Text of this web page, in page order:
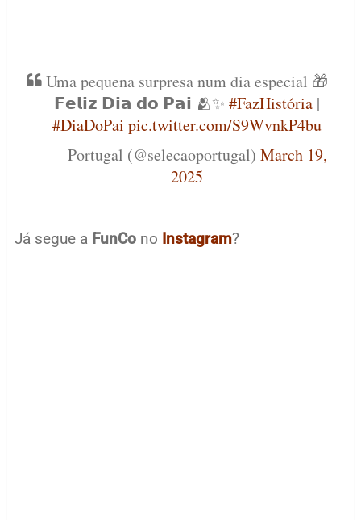
Uma pequena surpresa num dia especial 🎁
𝗙𝗲𝗹𝗶𝘇 𝗗𝗶𝗮 𝗱𝗼 𝗣𝗮𝗶 🫂✨#FazHistória |
#DiaDoPai pic.twitter.com/S9WvnkP4bu
— Portugal (@selecaoportugal) March 19,
2025
Já segue a FunCono Instagram?